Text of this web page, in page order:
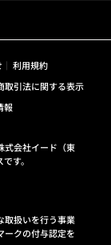
利用規約
取引法に関する表示
報
式会社イード（東
す。
取扱いを行う事業
ークの付与認定を